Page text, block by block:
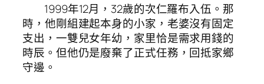
1999年12月，32歲的次仁羅布入伍。那
時，他剛組建起本身的小家，老婆沒有固定
支出，一雙兒女年幼，家里恰是需求用錢的
時辰。但他仍是廢棄了正式任務，回抵家鄉
守邊。